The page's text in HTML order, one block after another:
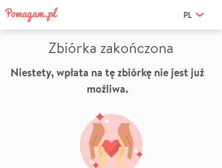
PL
Zbiórka zakończona
Niestety, wpłata na tę zbiórkę nie jest już
możliwa.